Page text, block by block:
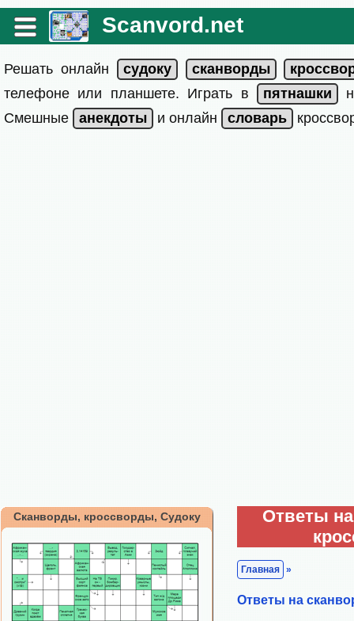
Scanvord.net
Решать онлайн
телефоне или планшете. Играть в
Смешные
и онлайн
Сканворды, кроссворды, Судоку
Ответы
Главная »
Ответы на